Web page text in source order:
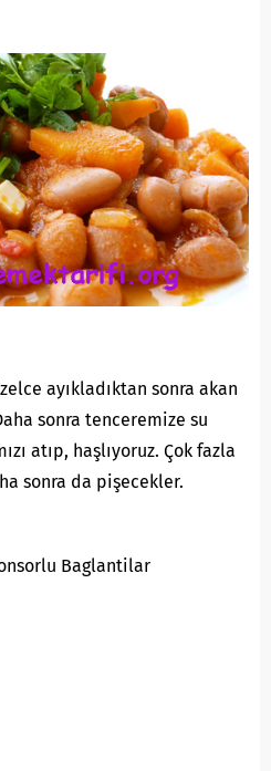
ayıkladıktan sonra akan
sonra tenceremize su
atıp, haşlıyoruz. Çok fazla
sonra da pişecekler.
Baglantilar